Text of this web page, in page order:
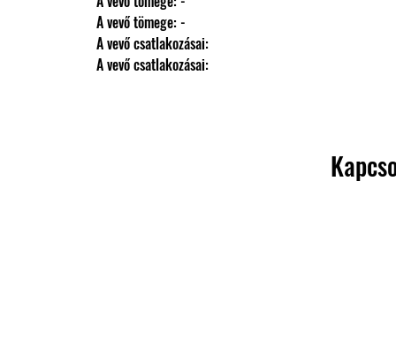
                A vevő tömege: -
                A vevő csatlakozásai:
                A vevő csatlakozásai: